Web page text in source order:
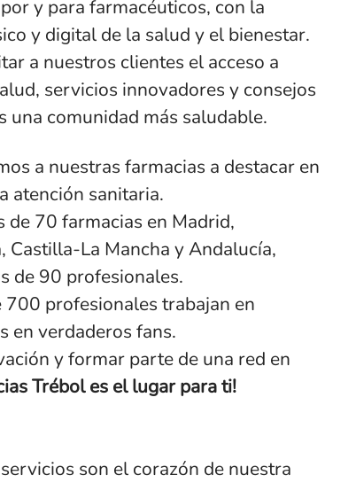
y para farmacéuticos, con la
y digital de la salud y el bienestar.
a nuestros clientes el acceso a
servicios innovadores y consejos
comunidad más saludable.
a nuestras farmacias a destacar en
atención sanitaria.
de 70 farmacias en Madrid,
Castilla-La Mancha y Andalucía,
de 90 profesionales.
700 profesionales trabajan en
en verdaderos fans.
y formar parte de una red en
Trébol es el lugar para ti!
son el corazón de nuestra